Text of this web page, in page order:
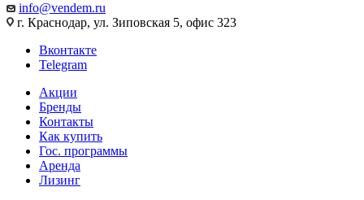
info@vendem.ru
г. Краснодар, ул. Зиповская 5, офис 323
Вконтакте
Telegram
Акции
Бренды
Контакты
Как купить
Гос. программы
Аренда
Лизинг